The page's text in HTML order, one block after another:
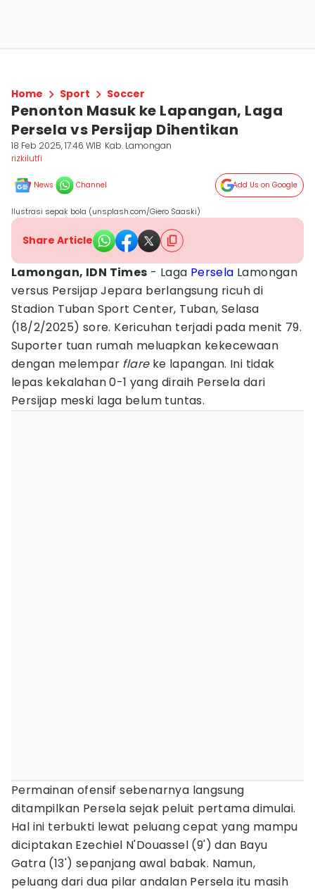
Home Sport Soccer
Penonton Masuk ke Lapangan, Laga
Persela vs Persijap Dihentikan
18 Feb 2025, 17:46 WIB Kab. Lamongan
rizkilutfi
News Channel Add Us on Google
Ilustrasi sepak bola (unsplash.com/Giero Saaski)
Share Article
Lamongan, IDN Times - Laga Persela Lamongan
versus Persijap Jepara berlangsung ricuh di
Stadion Tuban Sport Center, Tuban, Selasa
(18/2/2025) sore. Kericuhan terjadi pada menit 79.
Suporter tuan rumah meluapkan kekecewaan
dengan melempar flareke lapangan. Ini tidak
lepas kekalahan 0-1 yang diraih Persela dari
Persijap meski laga belum tuntas.
Permainan ofensif sebenarnya langsung
ditampilkan Persela sejak peluit pertama dimulai.
Hal ini terbukti lewat peluang cepat yang mampu
diciptakan Ezechiel N'Douassel (9') dan Bayu
Gatra (13') sepanjang awal babak. Namun,
peluang dari dua pilar andalan Persela itu masih